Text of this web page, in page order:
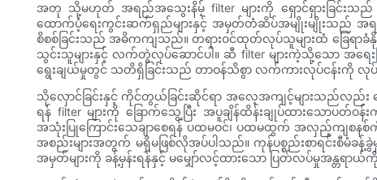
အတု သို့မဟုတ် အရည်အသွေးနိမ့် filter များကို ရှောင်ရှားခြင်းသည်
ထောက်ပံ့ရေးကွင်းဆက်ရှည်များနှင့် အမှတ်တံဆိပ်အမျိုးမျိုးသည် အ
စိစစ်ခြင်းသည် အဓိကကျသည်။ တရားဝင်ထုတ်လုပ်သူများထံ ခြေရာခံနို
သွင်းသူများနှင့် လက်တွဲလုပ်ဆောင်ပါ။ ဆီ filter များကဲ့သို့သော အရ
ရွေးချယ်မှုတွင် သတိရှိခြင်းသည် တာဝန်သိစွာ လက်ကားလုပ်ငန်းကို လု
သိုလှောင်ခြင်းနှင့် ကိုင်တွယ်ခြင်းဆိုင်ရာ အလေ့အကျင့်များသည်လည်း ရ
ရန် filter များကို ခြောက်သွေ့ပြီး အပူချိန်ထိန်းချုပ်ထားသောပ
အသုံးပြုကြောင်းသေချာစေရန် ပထမဝင်၊ ပထမထွက် အလှည့်ကျစနစ်
အစည်းများအတွက် မရှိမဖြစ်လိုအပ်ပါသည်။ ကုန်ပစ္စည်းစာရင်းစီမံခန့်
အမှတ်များကို ခန့်မှန်းရန်နှင့် မမျှော်လင့်ထားသော ပြတ်လပ်မှုအန္တရာ